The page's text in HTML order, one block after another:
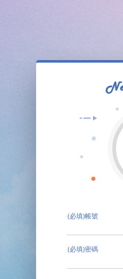
(必填)帳號
(必填)密碼